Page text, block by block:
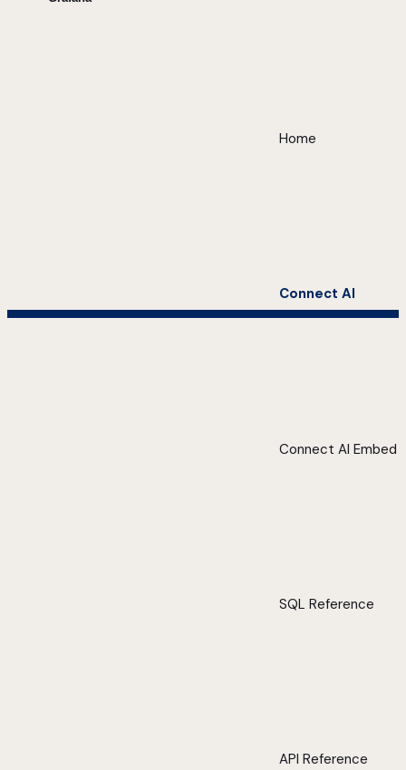
Home
Connect AI
Connect AI Embed
SQL Reference
API Reference